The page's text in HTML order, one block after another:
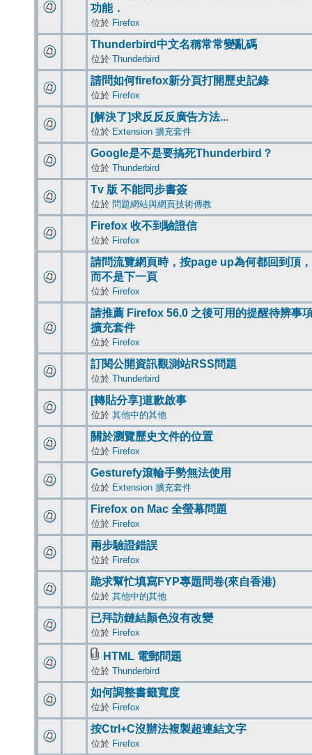
功能．
位於 Firefox
Thunderbird中文名稱常常變亂碼
位於 Thunderbird
請問如何firefox新分頁打開歷史記錄
位於 Firefox
[解決了]求反反反廣告方法...
位於 Extension 擴充套件
Google是不是要搞死Thunderbird？
位於 Thunderbird
Tv 版 不能同步書簽
位於 問題網站與網頁技術傳教
Firefox 收不到驗證信
位於 Firefox
請問流覽網頁時，按page up為何都回到頂，
而不是下一頁
位於 Firefox
請推薦 Firefox 56.0 之後可用的提醒待辨事
擴充套件
位於 Firefox
訂閱公開資訊觀測站RSS問題
位於 Thunderbird
[轉貼分享]道歉啟事
位於 其他中的其他
關於瀏覽歷史文件的位置
位於 Firefox
Gesturefy滾輪手勢無法使用
位於 Extension 擴充套件
Firefox on Mac 全螢幕問題
位於 Firefox
兩步驗證錯誤
位於 Firefox
跪求幫忙填寫FYP專題問卷(來自香港)
位於 其他中的其他
已拜訪鏈結顏色沒有改變
位於 Firefox
HTML 電郵問題
位於 Thunderbird
如何調整書籤寬度
位於 Firefox
按Ctrl+C沒辦法複製超連結文字
位於 Firefox